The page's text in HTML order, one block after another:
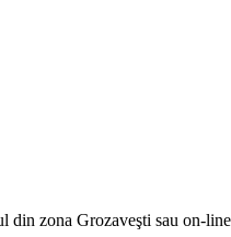
din zona Grozaveşti sau on-